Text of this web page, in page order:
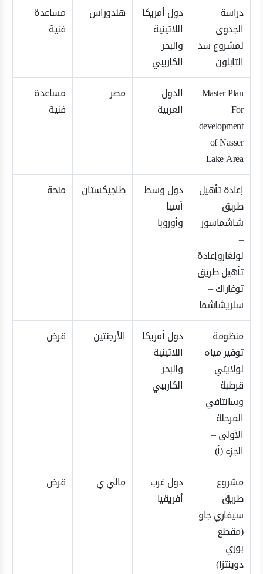
دراسة
الجدوى
لمشروع سد
التابلون
دول أمريكا
اللاتينية
والبحر
الكاريبي
هندوراس
مساعدة
فنية
Master Plan
For
development
of Nasser
Lake Area
الدول
العربية
مصر
مساعدة
فنية
إعادة تأهيل
طريق
شاشماسور
–
لونغاروإعادة
تأهيل طريق
توغاراك –
سلريشاشما
دول وسط
آسيا
وأوروبا
طاجيكستان منحة
منظومة
توفير مياه
لولايتي
قرطبة
وسانتافي –
المرحلة
الأولى –
الجزء (أ)
دول أمريكا
اللاتينية
والبحر
الكاريبي
الأرجنتين قرض
مشروع
طريق
سيفاري جاو
(مقطع
بوري –
دوينتزا)
دول غرب
أفريقيا
مالي ي قرض